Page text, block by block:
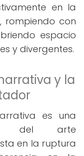
en la
rompiendo con
espacio
y divergentes.
y la
es una
del arte
en la ruptura